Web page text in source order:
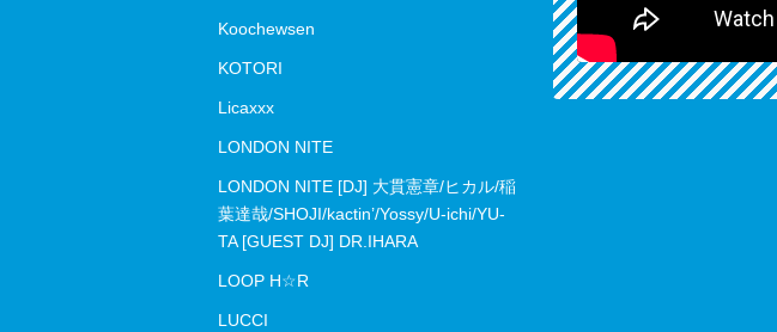
Koochewsen
KOTORI
Licaxxx
LONDON NITE
LONDON NITE [DJ] 大貫憲章/ヒカル/稲
葉達哉/SHOJI/kactin’/Yossy/U-ichi/YU-
TA [GUEST DJ] DR.IHARA
LOOP H☆R
LUCCI